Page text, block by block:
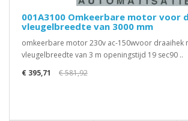
001A3100 Omkeerbare motor voor
vleugelbreedte van 3000 mm
omkeerbare motor 230v ac-150wvoor draaihek
vleugelbreedte van 3 m openingstijd 19 sec90 ..
€ 395,71
€ 581,92